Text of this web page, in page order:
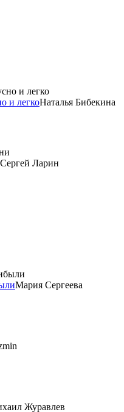
и легкоНаталья Бибекина
Сергей Ларин
Мария Сергеева
Журавлев